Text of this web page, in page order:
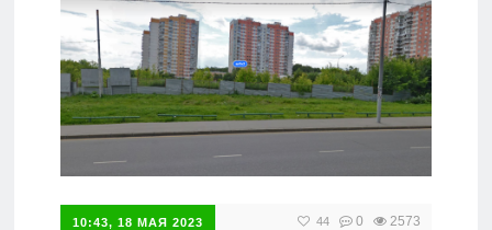
Справочник
10:43, 18 МАЯ 2023 44 0 2573